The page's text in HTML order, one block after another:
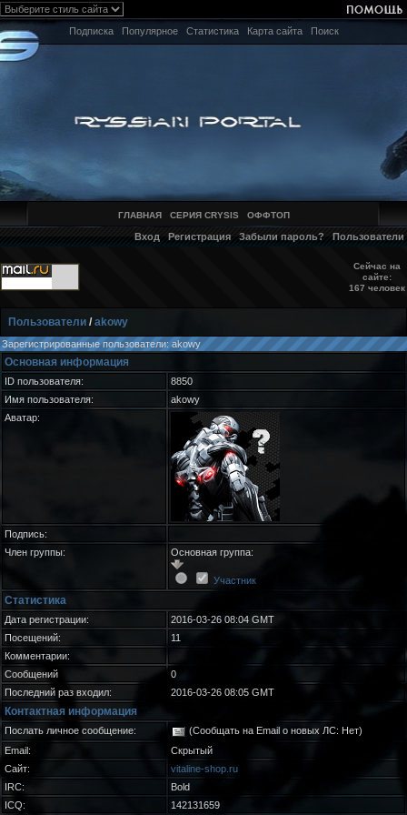
Подписка Популярное Статистика Карта сайта Поиск
ГЛАВНАЯ СЕРИЯ CRYSIS ОФФТОП
Вход Регистрация Забыли пароль? Пользователи
Сейчас на
сайте:
167 человек
Пользователи /akowy
Зарегистрированные пользователи: akowy
Основная информация
ID пользователя:
8850
Имя пользователя:
akowy
Аватар:
Подпись:
Член группы:
Основная группа:
Участник
Статистика
Дата регистрации:
2016-03-26 08:04 GMT
Посещений:
11
Комментарии:
Сообщений
0
Последний раз входил:
2016-03-26 08:05 GMT
Контактная информация
Послать личное сообщение:
(Сообщать на Email о новых ЛС: Нет)
Email:
Скрытый
Сайт:
vitaline-shop.ru
IRC:
Bold
ICQ:
142131659